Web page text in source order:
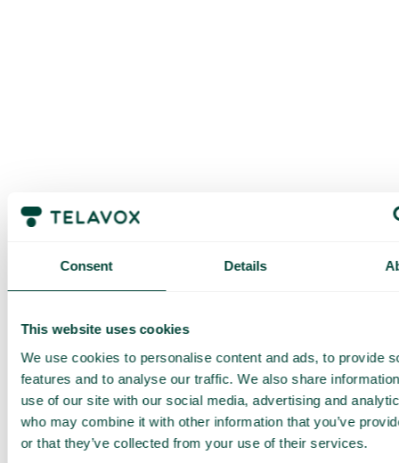
Consent Details
This website uses cookies
We use cookies to personalise content and ads, to provide
features and to analyse our traffic. We also share
use of our site with our social media, advertising and
who may combine it with other information that you’ve
or that they’ve collected from your use of their services.
Pyydä
räätälöity
esittely ja
tarjous
Palveluidemme esittely